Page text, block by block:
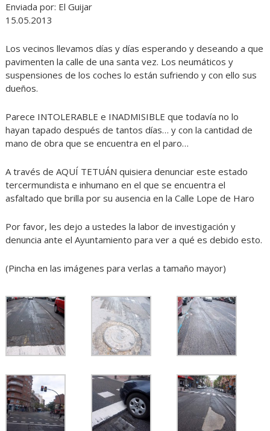
Enviada por: El Guijar
15.05.2013
Los vecinos llevamos días y días esperando y deseando a que
pavimenten la calle de una santa vez. Los neumáticos y
suspensiones de los coches lo están sufriendo y con ello sus
dueños.
Parece INTOLERABLE e INADMISIBLE que todavía no lo
hayan tapado después de tantos días… y con la cantidad de
mano de obra que se encuentra en el paro…
A través de AQUÍ TETUÁN quisiera denunciar este estado
tercermundista e inhumano en el que se encuentra el
asfaltado que brilla por su ausencia en la Calle Lope de Haro
Por favor, les dejo a ustedes la labor de investigación y
denuncia ante el Ayuntamiento para ver a qué es debido esto.
(Pincha en las imágenes para verlas a tamaño mayor)